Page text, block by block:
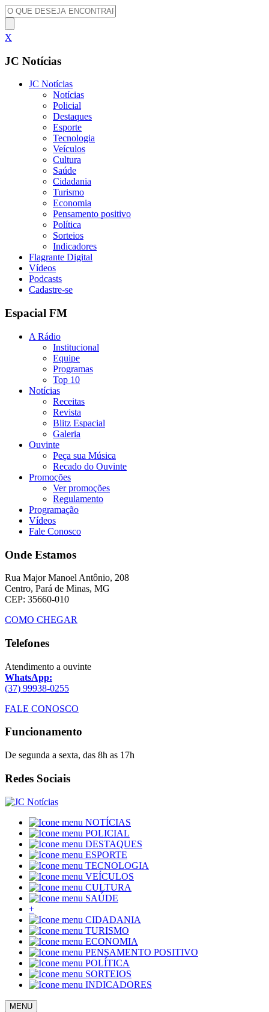
X
JC Notícias
JC Notícias
Notícias
Policial
Destaques
Esporte
Tecnologia
Veículos
Cultura
Saúde
Cidadania
Turismo
Economia
Pensamento positivo
Política
Sorteios
Indicadores
Flagrante Digital
Vídeos
Podcasts
Cadastre-se
Espacial FM
A Rádio
Institucional
Equipe
Programas
Top 10
Notícias
Receitas
Revista
Blitz Espacial
Galeria
Ouvinte
Peça sua Música
Recado do Ouvinte
Promoções
Ver promoções
Regulamento
Programação
Vídeos
Fale Conosco
Onde Estamos
Rua Major Manoel Antônio, 208
Centro, Pará de Minas, MG
CEP: 35660-010
COMO CHEGAR
Telefones
Atendimento a ouvinte
WhatsApp:
(37) 99938-0255
FALE CONOSCO
Funcionamento
De segunda a sexta, das 8h as 17h
Redes Sociais
NOTÍCIAS
POLICIAL
DESTAQUES
ESPORTE
TECNOLOGIA
VEÍCULOS
CULTURA
SAÚDE
+
CIDADANIA
TURISMO
ECONOMIA
PENSAMENTO POSITIVO
POLÍTICA
SORTEIOS
INDICADORES
MENU